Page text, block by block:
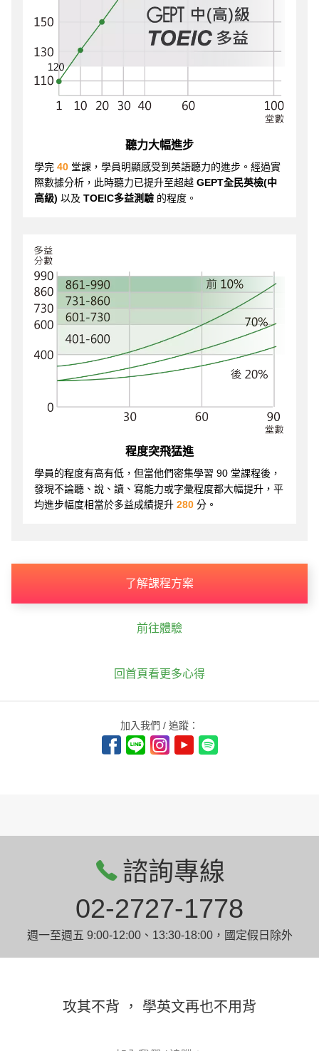
聽力大幅進步
學完 40 堂課，學員明顯感受到英語聽力的進步。經過實
際數據分析，此時聽力已提升至超越 GEPT全民英檢(中
高級) 以及 TOEIC多益測驗 的程度。
程度突飛猛進
學員的程度有高有低，但當他們密集學習 90 堂課程後，
發現不論聽、說、讀、寫能力或字彙程度都大幅提升，平
均進步幅度相當於多益成績提升 280 分。
了解課程方案
前往體驗
回首頁看更多心得
加入我們 / 追蹤：
諮詢專線
02-2727-1778
週一至週五 9:00-12:00、13:30-18:00，國定假日除外
攻其不背 ， 學英文再也不用背